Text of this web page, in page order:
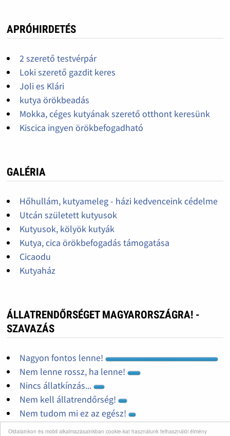
Oldalainkon és mobil alkalmazásainkban cookie-kat használunk felhasználói élmény
APRÓHIRDETÉS
2 szerető testvérpár
Loki szerető gazdit keres
Joli es Klári
kutya örökbeadás
Mokka, céges kutyának szerető otthont keresünk
Kiscica ingyen örökbefogadható
GALÉRIA
Hőhullám, kutyameleg - házi kedvenceink cédelme
Utcán született kutyusok
Kutyusok, kölyök kutyák
Kutya, cica örökbefogadás támogatása
Cicaodu
Kutyaház
ÁLLATRENDŐRSÉGET MAGYARORSZÁGRA! -
SZAVAZÁS
Nagyon fontos lenne!
Nem lenne rossz, ha lenne!
Nincs állatkínzás...
Nem kell állatrendőrség!
Nem tudom mi ez az egész!